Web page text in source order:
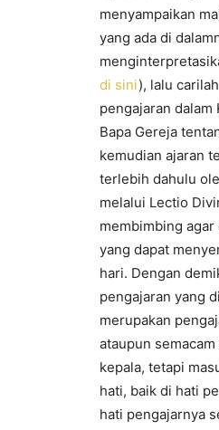
menyampaikan
yang ada di
di sini), lalu
pengajaran dalam
Bapa Gereja
kemudian ajaran
terlebih dahulu
melalui Lectio
membimbing
yang dapat
hari. Dengan
pengajaran yang
merupakan
ataupun
kepala, tetapi
hati, baik di hati
hati pengajarnya